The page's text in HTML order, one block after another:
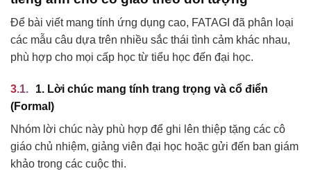
Để bài viết mang tính ứng dụng cao, FATAGI đã phân loại
các mẫu câu dựa trên nhiều sắc thái tình cảm khác nhau,
phù hợp cho mọi cấp học từ tiểu học đến đại học.
1. Lời chúc mang tính trang trọng và cổ điển
(Formal)
Nhóm lời chúc này phù hợp để ghi lên thiệp tặng các cô
giáo chủ nhiệm, giảng viên đại học hoặc gửi đến ban giám
khảo trong các cuộc thi.